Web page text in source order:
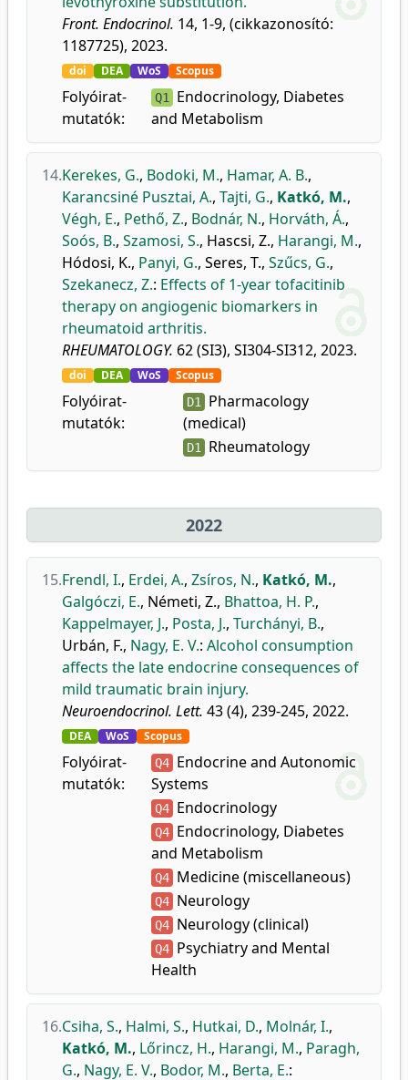
Front. Endocrinol. 14, 1-9, (cikkazonosító:
1187725), 2023.
doi DEA WoS Scopus
Folyóirat-
mutatók:
Q1 Endocrinology, Diabetes
and Metabolism
14.Kerekes, G., Bodoki, M., Hamar, A. B.,
Karancsiné Pusztai, A., Tajti, G., Katkó, M.,
Végh, E., Pethő, Z., Bodnár, N., Horváth, Á.,
Soós, B., Szamosi, S., Hascsi, Z., Harangi, M.,
Hódosi, K., Panyi, G., Seres, T., Szűcs, G.,
Szekanecz, Z.: Effects of 1-year tofacitinib
therapy on angiogenic biomarkers in
rheumatoid arthritis.
RHEUMATOLOGY. 62 (SI3), SI304-SI312, 2023.
doi DEA WoS Scopus
Folyóirat-
mutatók:
D1
Pharmacology
(medical)
D1 Rheumatology
2022
15.Frendl, I., Erdei, A., Zsíros, N., Katkó, M.,
Galgóczi, E., Németi, Z., Bhattoa, H. P.,
Kappelmayer, J., Posta, J., Turchányi, B.,
Urbán, F., Nagy, E. V.: Alcohol consumption
affects the late endocrine consequences of
mild traumatic brain injury.
Neuroendocrinol. Lett. 43 (4), 239-245, 2022.
DEA WoS Scopus
Folyóirat-
mutatók:
Q4 Endocrine and Autonomic
Systems
Q4 Endocrinology
Q4 Endocrinology, Diabetes
and Metabolism
Q4 Medicine (miscellaneous)
Q4 Neurology
Q4 Neurology (clinical)
Q4 Psychiatry and Mental
Health
16.Csiha, S., Halmi, S., Hutkai, D., Molnár, I.,
Katkó, M., Lőrincz, H., Harangi, M., Paragh,
G., Nagy, E. V., Bodor, M., Berta, E.: